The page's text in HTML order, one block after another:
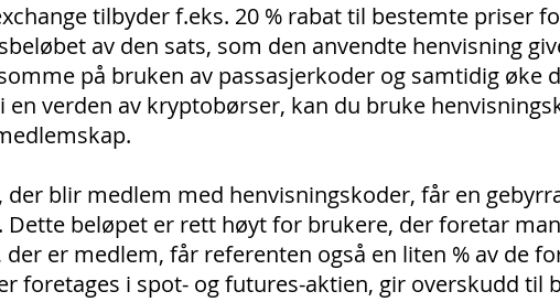
tilbyder f.eks. 20 % rabat til bestemte priser
av den sats, som den anvendte henvisning
på bruken av passasjerkoder og samtidig øke
en verden av kryptobørser, kan du bruke
der blir medlem med henvisningskoder, får en
Dette beløpet er rett høyt for brukere, der foretar
er medlem, får referenten også en liten % av de
foretages i spot- og futures-aktien, gir overskudd til